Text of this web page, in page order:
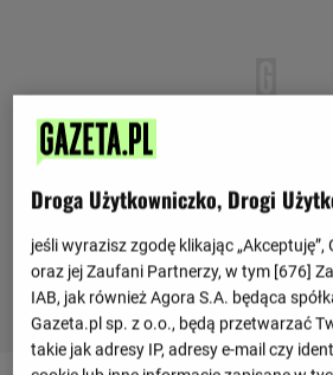
Droga Użytkowniczko, Drogi
jeśli wyrazisz zgodę klikając „Akceptuję”,
oraz jej Zaufani Partnerzy, w tym [676]
IAB, jak również Agora S.A. będąca
Gazeta.pl sp. z o.o., będą przetwarzać
takie jak adresy IP, adresy e-mail czy